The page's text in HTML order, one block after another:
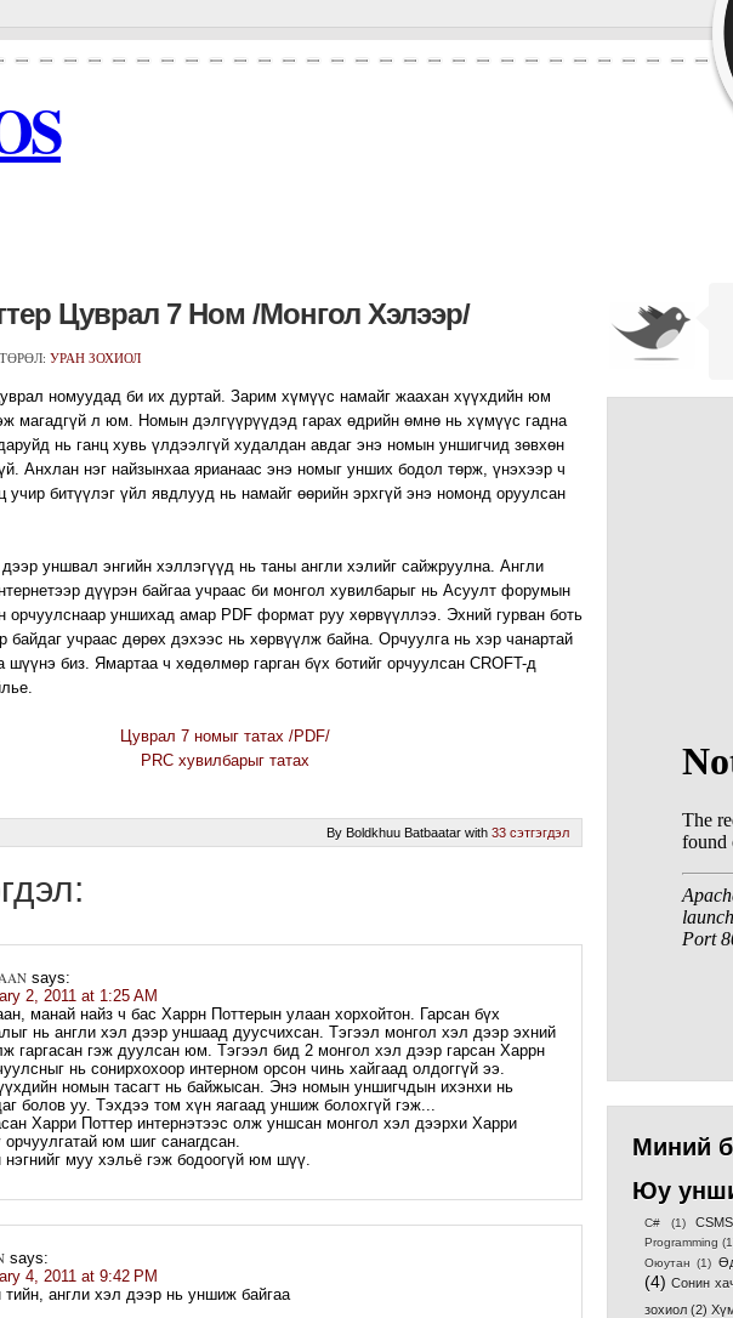
Цуврал 7 Ном /монгол Хэлээр/
УРАН ЗОХИОЛ
номуудад би их дуртай. Зарим хүмүүс намайг жаахан хүүхдийн юм
магадгүй л юм. Номын дэлгүүрүүдэд гарах өдрийн өмнө нь хүмүүс гадна
нь ганц хувь үлдээлгүй худалдан авдаг энэ номын уншигчид зөвхөн
Анхлан нэг найзынхаа ярианаас энэ номыг унших бодол төрж, үнэхээр ч
учир битүүлэг үйл явдлууд нь намайг өөрийн эрхгүй энэ номонд оруулсан
уншвал энгийн хэллэгүүд нь таны англи хэлийг сайжруулна. Англи
дүүрэн байгаа учраас би монгол хувилбарыг нь Асуулт форумын
орчуулснаар уншихад амар PDF формат руу хөрвүүллээ. Эхний гурван боть
байдаг учраас дөрөх дэхээс нь хөрвүүлж байна. Орчуулга нь хэр чанартай
шүүнэ биз. Ямартаа ч хөдөлмөр гарган бүх ботийг орчуулсан CROFT-д
Цуврал 7 номыг татах /PDF/
PRC хувилбарыг татах
By Boldkhuu Batbaatar with 33 сэтгэгдэл
says:
2, 2011 at 1:25 AM
манай найз ч бас Харрн Поттерын улаан хорхойтон. Гарсан бүх
нь англи хэл дээр уншаад дуусчихсан. Тэгээл монгол хэл дээр эхний
гаргасан гэж дуулсан юм. Тэгээл бид 2 монгол хэл дээр гарсан Харрн
нь сонирхохоор интерном орсон чинь хайгаад олдоггүй ээ.
номын тасагт нь байжысан. Энэ номын уншигчдын ихэнхи нь
болов уу. Тэхдээ том хүн яагаад уншиж болохгүй гэж...
Харри Поттер интернэтээс олж уншсан монгол хэл дээрхи Харри
орчуулгатай юм шиг санагдсан.
нэгнийг муу хэльё гэж бодоогүй юм шүү.
says:
4, 2011 at 9:42 PM
тийн, англи хэл дээр нь уншиж байгаа
Миний
Юу
C# (1) CSMS
Programming
Оюутан (1)
(4) Сонин
зохиол (2)